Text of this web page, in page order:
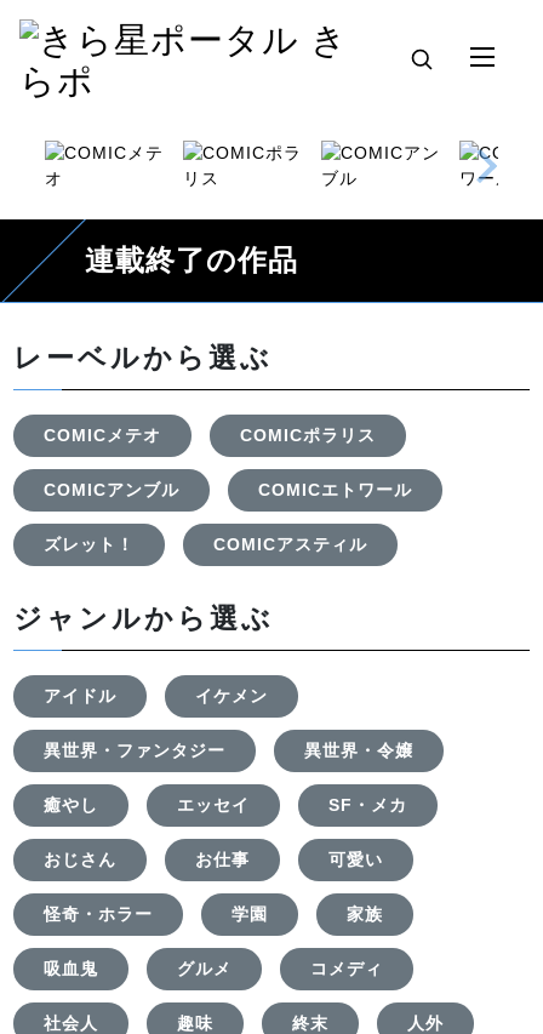
連載終了の作品
レーベルから選ぶ
COMICメテオ COMICポラリス
COMICアンブル COMICエトワール
ズレット！ COMICアスティル
ジャンルから選ぶ
アイドル イケメン
異世界・ファンタジー 異世界・令嬢
癒やし エッセイ SF・メカ
おじさん お仕事 可愛い
怪奇・ホラー 学園 家族
吸血鬼 グルメ コメディ
社会人 趣味 終末 人外